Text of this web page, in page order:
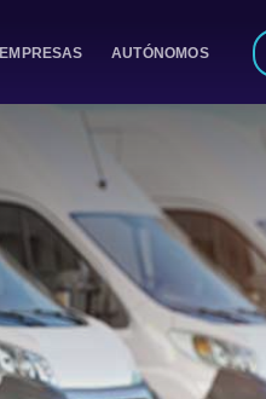
EMPRESAS AUTÓNOMOS